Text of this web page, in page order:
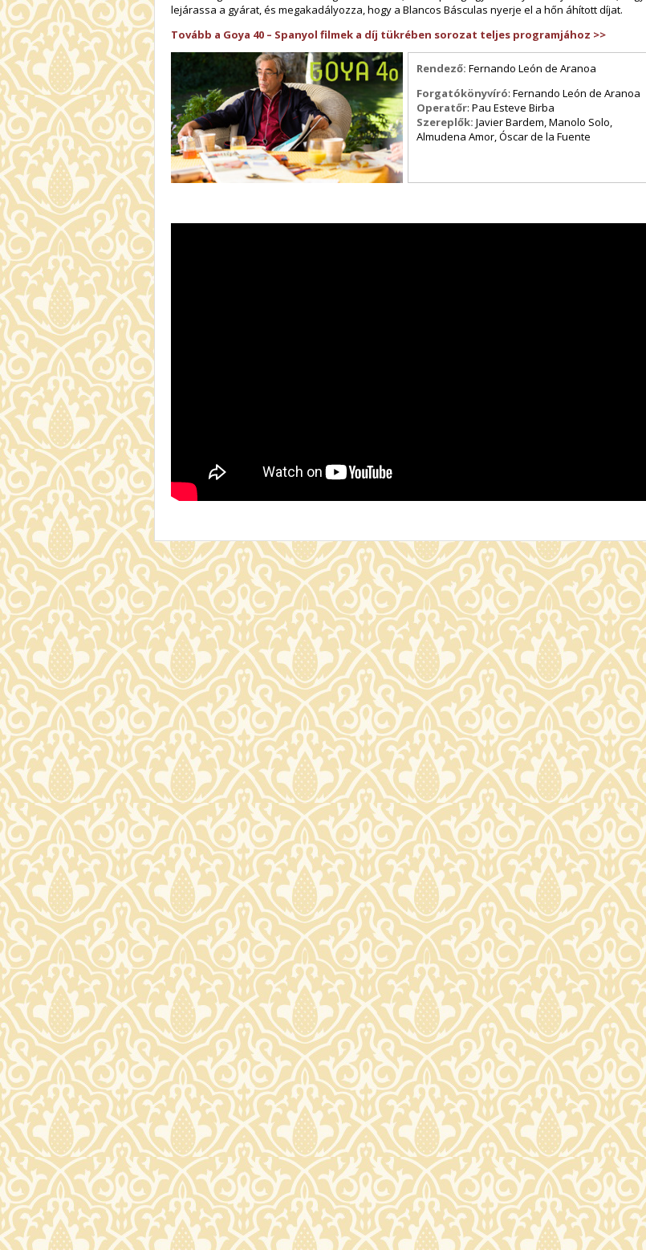
lejárassa a gyárat, és megakadályozza, hogy a Blancos Básculas nyerje el a hőn áhított díjat.
Tovább a Goya 40 – Spanyol filmek a díj tükrében sorozat teljes programjához >>
Rendező: Fernando León de Aranoa
Forgatókönyvíró: Fernando León de Aranoa
Operatőr: Pau Esteve Birba
Szereplők:Javier Bardem, Manolo Solo,
Almudena Amor, Óscar de la Fuente